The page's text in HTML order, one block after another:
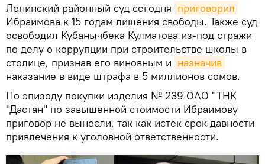
Ленинский районный суд сегодня приговорил
Ибраимова к 15 годам лишения свободы. Также суд
освободил Кубанычбека Кулматова из-под стражи
по делу о коррупции при строительстве школы в
столице, признав его виновным и назначив
наказание в виде штрафа в 5 миллионов сомов.
По эпизоду покупки изделия № 239 ОАО "ТНК
"Дастан" по завышенной стоимости Ибраимову
приговор не вынесли, так как истек срок давности
привлечения к уголовной ответственности.